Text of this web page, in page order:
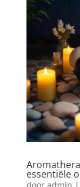
essentiële